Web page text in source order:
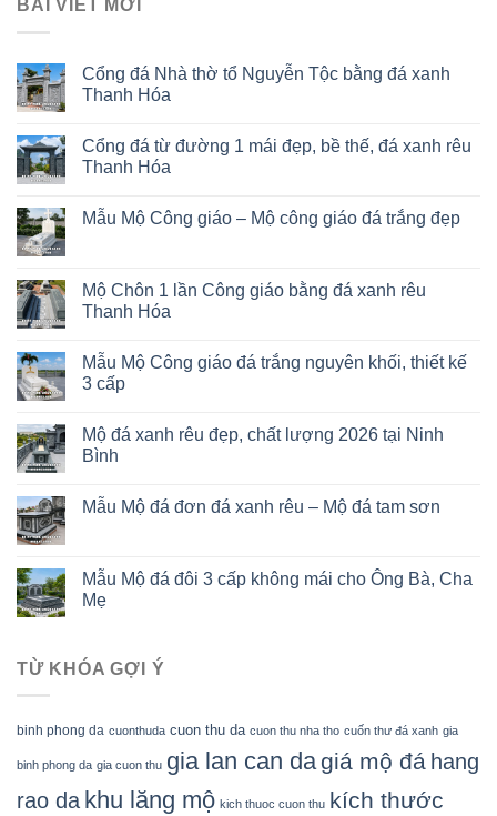
BÀI VIẾT MỚI
Cổng đá Nhà thờ tổ Nguyễn Tộc bằng đá xanh
Thanh Hóa
Cổng đá từ đường 1 mái đẹp, bề thế, đá xanh rêu
Thanh Hóa
Mẫu Mộ Công giáo – Mộ công giáo đá trắng đẹp
Mộ Chôn 1 lần Công giáo bằng đá xanh rêu
Thanh Hóa
Mẫu Mộ Công giáo đá trắng nguyên khối, thiết kế
3 cấp
Mộ đá xanh rêu đẹp, chất lượng 2026 tại Ninh
Bình
Mẫu Mộ đá đơn đá xanh rêu – Mộ đá tam sơn
Mẫu Mộ đá đôi 3 cấp không mái cho Ông Bà, Cha
Mẹ
TỪ KHÓA GỢI Ý
binh phong da cuonthuda cuon thu da cuon thu nha tho cuốn thư đá xanh gia
binh phong da gia cuon thu gia lan can dagiá mộ đá hang
rao da khu lăng mộ kich thuoc cuon thu kích thước